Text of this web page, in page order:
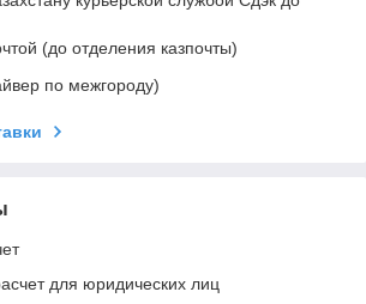
(до отделения казпочты)
по межгороду)
для юридических лиц